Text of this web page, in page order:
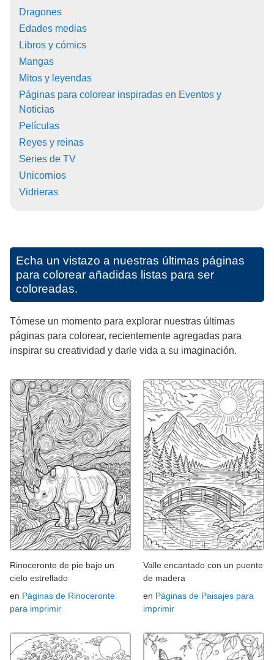
Dragones
Edades medias
Libros y cómics
Mangas
Mitos y leyendas
Páginas para colorear inspiradas en Eventos y
Noticias
Películas
Reyes y reinas
Series de TV
Unicornios
Vidrieras
Echa un vistazo a nuestras últimas páginas
para colorear añadidas listas para ser
coloreadas.
Tómese un momento para explorar nuestras últimas
páginas para colorear, recientemente agregadas para
inspirar su creatividad y darle vida a su imaginación.
Rinoceronte de pie bajo un
cielo estrellado
en Páginas de Rinoceronte
para imprimir
Valle encantado con un puente
de madera
en Páginas de Paisajes para
imprimir